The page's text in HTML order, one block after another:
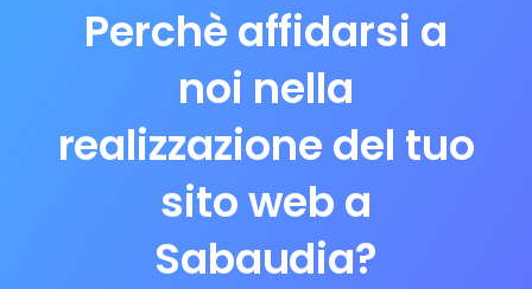
Perchè affidarsi a
noi nella
realizzazione del tuo
sito web a
Sabaudia?